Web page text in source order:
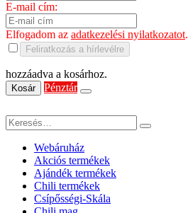
E-mail cím:
Elfogadom az adatkezelési nyilatkozatot.
Feliratkozás a hírlevélre
hozzáadva a kosárhoz.
Kosár Pénztár
Webáruház
Akciós termékek
Ajándék termékek
Chili termékek
Csípősségi-Skála